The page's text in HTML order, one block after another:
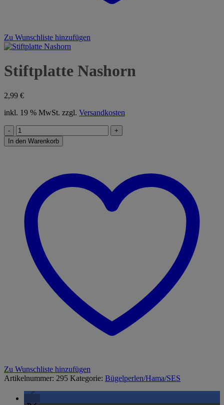
Zu Wunschliste hinzufügen
Stiftplatte Nashorn
2,99 €
inkl. 19 % MwSt. zzgl. Versandkosten
Stiftplatte
Nashorn
Menge
In den Warenkorb
Zu Wunschliste hinzufügen
Artikelnummer: 295 Kategorie: Bügelperlen/Hama/SES